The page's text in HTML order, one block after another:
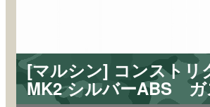
[マルシン] コンストリ
MK2 シルバーABS ガ